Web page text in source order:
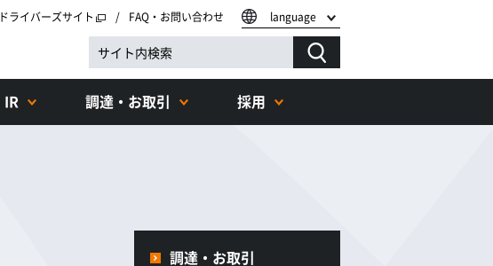
ドライバーズサイト FAQ・お問い合わせ language
IR 調達・お取引 採用
調達・お取引